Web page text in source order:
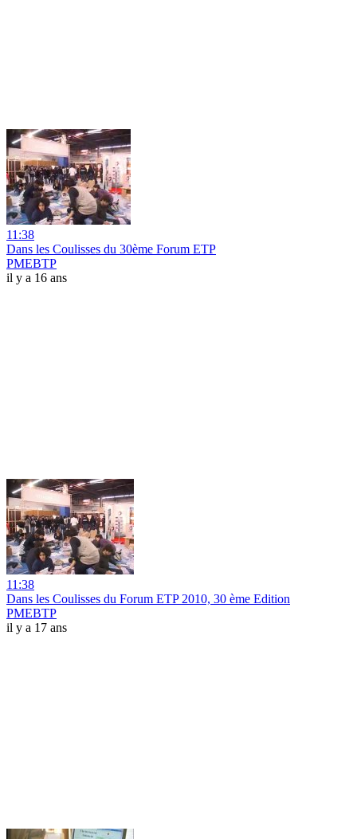
11:38
Dans les Coulisses du 30ème Forum ETP
PMEBTP
il y a 16 ans
11:38
Dans les Coulisses du Forum ETP 2010, 30 ème Edition
PMEBTP
il y a 17 ans